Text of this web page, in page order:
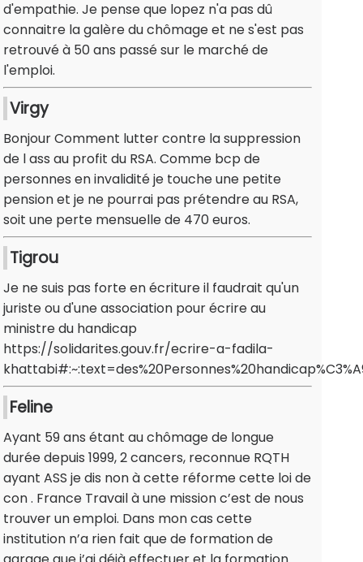
d'empathie. Je pense que lopez n'a pas dû
connaitre la galère du chômage et ne s'est pas
retrouvé à 50 ans passé sur le marché de
l'emploi.
Virgy
Bonjour Comment lutter contre la suppression
de l ass au profit du RSA. Comme bcp de
personnes en invalidité je touche une petite
pension et je ne pourrai pas prétendre au RSA,
soit une perte mensuelle de 470 euros.
Tigrou
Je ne suis pas forte en écriture il faudrait qu'un
juriste ou d'une association pour écrire au
ministre du handicap
https://solidarites.gouv.fr/ecrire-a-fadila-
Feline
Ayant 59 ans étant au chômage de longue
durée depuis 1999, 2 cancers, reconnue RQTH
ayant ASS je dis non à cette réforme cette loi de
con . France Travail à une mission c’est de nous
trouver un emploi. Dans mon cas cette
institution n’a rien fait que de formation de